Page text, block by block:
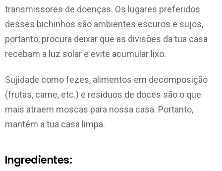
transmissores de doenças. Os lugares preferidos
desses bichinhos são ambientes escuros e sujos,
portanto, procura deixar que as divisões da tua casa
recebam a luz solar e evite acumular lixo.
Sujidade como fezes, alimentos em decomposição
(frutas, carne, etc.) e resíduos de doces são o que
mais atraem moscas para nossa casa. Portanto,
mantém a tua casa limpa.
Ingredientes: